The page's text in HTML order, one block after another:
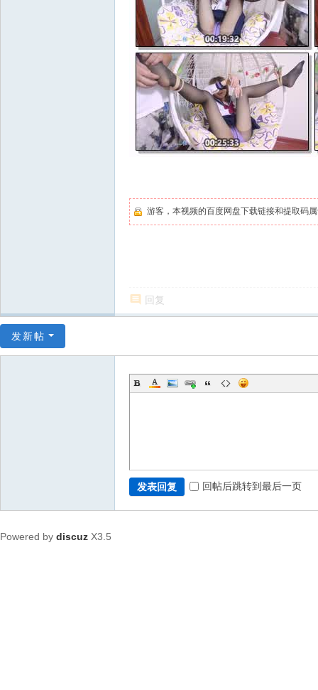
游客，本视频的百度网盘下载链接和提取码
回复
发新帖
发表回复 回帖后跳转到最后一页
Powered by discuz X3.5